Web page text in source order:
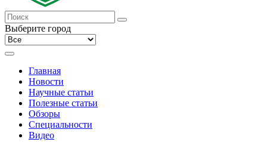
Выберите город
Главная
Новости
Научные статьи
Полезные статьи
Обзоры
Специальности
Видео